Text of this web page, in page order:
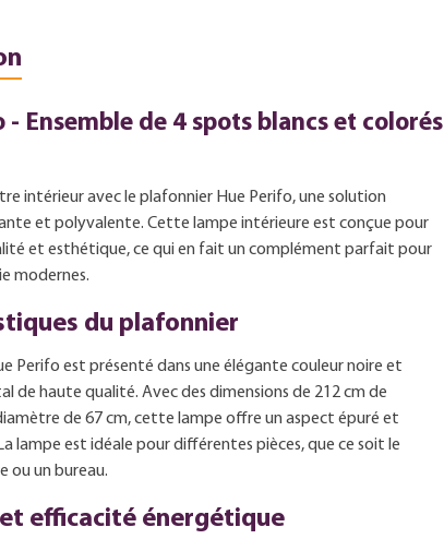
- Ensemble de 4 spots blancs et colorés
intérieur avec le plafonnier Hue Perifo, une solution
et polyvalente. Cette lampe intérieure est conçue pour
et esthétique, ce qui en fait un complément parfait pour
modernes.
du plafonnier
Perifo est présenté dans une élégante couleur noire et
de haute qualité. Avec des dimensions de 212 cm de
de 67 cm, cette lampe offre un aspect épuré et
lampe est idéale pour différentes pièces, que ce soit le
ou un bureau.
et efficacité énergétique